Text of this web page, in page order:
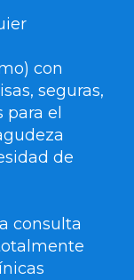
con
seguras,
el
de
consulta